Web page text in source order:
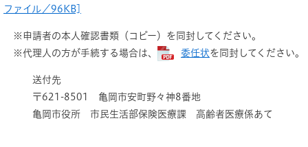
ファイル／96KB]
※申請者の本人確認書類（コピー）を同封してください。
※代理人の方が手続する場合は、
委任状を同封してください。
送付先
〒621-8501 亀岡市安町野々神8番地
亀岡市役所 市民生活部保険医療課 高齢者医療係あて